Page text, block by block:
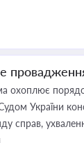
охоплює
України
справ,